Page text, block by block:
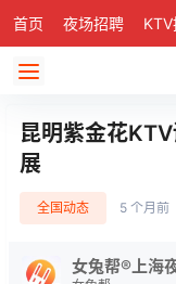
首页 夜场招聘
昆明紫金花
展
全国动态 5 个月前
女兔帮®上海